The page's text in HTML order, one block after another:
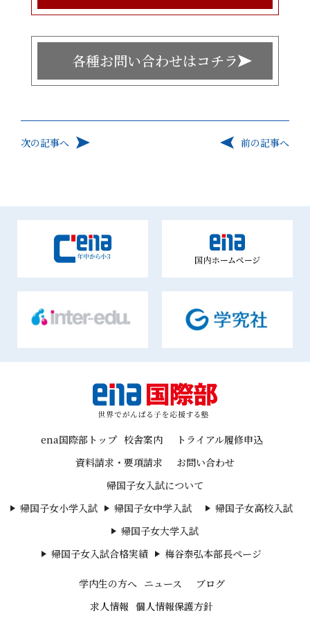
各種お問い合わせはコチラ
次の記事へ 前の記事へ
ena国際部トップ 校舎案内
トライアル履修申込
資料請求・要項請求
お問い合わせ
帰国子女入試について
帰国子女小学入試
帰国子女中学入試
帰国子女高校入試
帰国子女大学入試
帰国子女入試合格実績
梅谷泰弘本部長ページ
学内生の方へ ニュース
ブログ
求人情報 個人情報保護方針